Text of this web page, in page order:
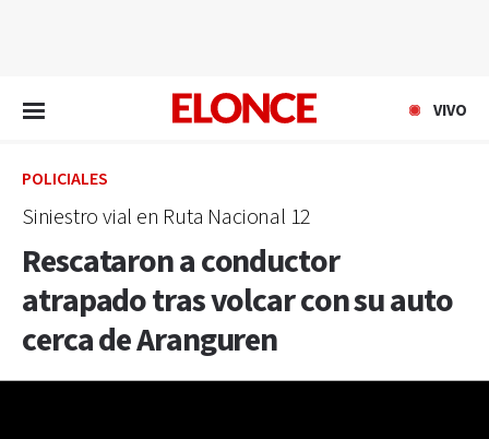
VIVO
POLICIALES
Siniestro vial en Ruta Nacional 12
Rescataron a conductor
atrapado tras volcar con su auto
cerca de Aranguren